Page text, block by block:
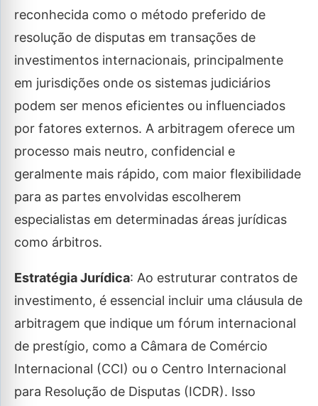
reconhecida como o método preferido de
resolução de disputas em transações de
investimentos internacionais, principalmente
em jurisdições onde os sistemas judiciários
podem ser menos eficientes ou influenciados
por fatores externos. A arbitragem oferece um
processo mais neutro, confidencial e
geralmente mais rápido, com maior flexibilidade
para as partes envolvidas escolherem
especialistas em determinadas áreas jurídicas
como árbitros.
Estratégia Jurídica: Ao estruturar contratos de
investimento, é essencial incluir uma cláusula de
arbitragem que indique um fórum internacional
de prestígio, como a Câmara de Comércio
Internacional (CCI) ou o Centro Internacional
para Resolução de Disputas (ICDR). Isso